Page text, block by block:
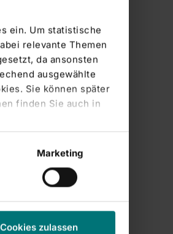
ein. Um statistische
relevante Themen
da ansonsten
ausgewählte
Sie können später
finden Sie auch in
Marketing
zulassen
Klinikum Frankfurt (Oder)